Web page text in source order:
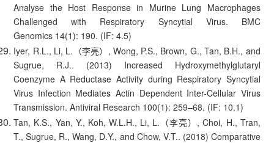
Analyse the Host Response in Murine Lung Macrophages
Challenged with Respiratory Syncytial Virus. BMC
Genomics 14(1): 190. (IF: 4.5)
Iyer, R.L., Li, L.（李亮）, Wong, P.S., Brown, G., Tan, B.H., and
Sugrue, R.J.. (2013) Increased Hydroxymethylglutaryl
Coenzyme A Reductase Activity during Respiratory Syncytial
Virus Infection Mediates Actin Dependent Inter-Cellular Virus
Transmission. Antiviral Research 100(1): 259–68. (IF: 10.1)
Tan, K.S., Yan, Y., Koh, W.L.H., Li, L.（李亮）, Choi, H., Tran,
T., Sugrue, R., Wang, D.Y., and Chow, V.T.. (2018) Comparative